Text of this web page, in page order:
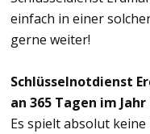
einfach in einer
gerne weiter!
Schlüsselnotdienst
an 365 Tagen im
Es spielt absolut